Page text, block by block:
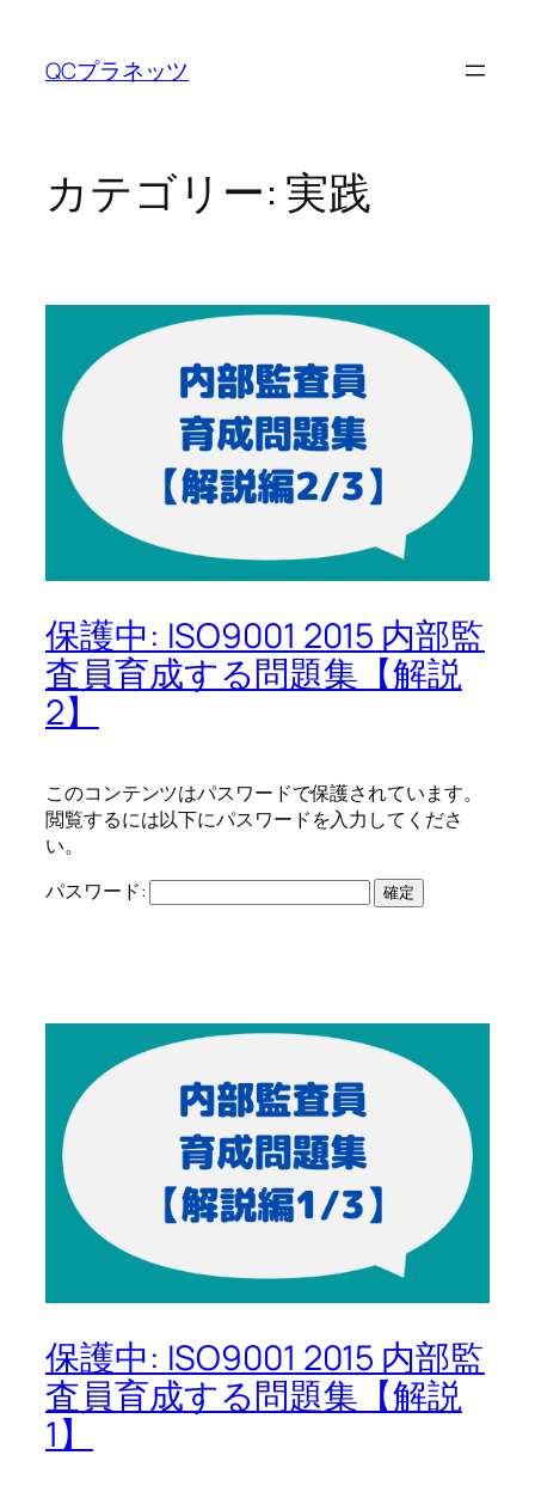
QCプラネッツ
カテゴリー: 実践
保護中: ISO9001 2015 内部監
査員育成する問題集【解説
2】
このコンテンツはパスワードで保護されています。
閲覧するには以下にパスワードを入力してくださ
い。
パスワード:
保護中: ISO9001 2015 内部監
査員育成する問題集【解説
1】